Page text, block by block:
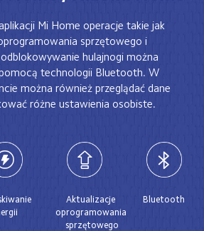
Mi Home operacje takie jak
sprzętowego i
hulajnogi można
technologii Bluetooth. W
można również przeglądać dane
różne ustawienia osobiste.
Aktualizacje
oprogramowania
sprzętowego
Bluetooth